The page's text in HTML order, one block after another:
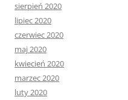
sierpień 2020
lipiec 2020
czerwiec 2020
maj 2020
kwiecień 2020
marzec 2020
luty 2020